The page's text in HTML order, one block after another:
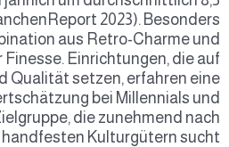
2023). Besonders
aus Retro-Charme und
Einrichtungen, die auf
Qualität setzen, erfahren eine
bei Millennials und
die zunehmend nach
Kulturgütern sucht.